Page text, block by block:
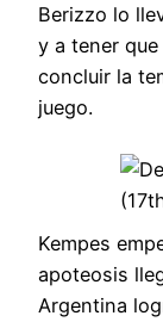
Berizzo lo
y a tener
concluir la
juego.
Kempes
apoteosis
Argentina